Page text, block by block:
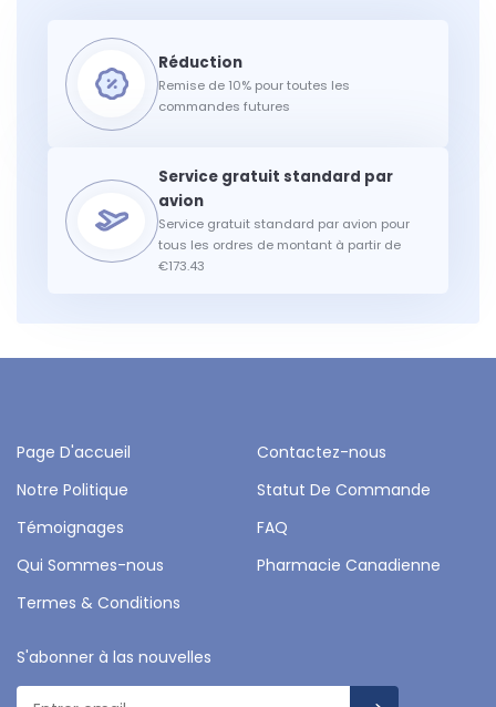
Remise de 10% pour toutes les
commandes futures
Service gratuit standard par avion pour
tous les ordres de montant à partir de
€173.43
Page D'accueil
Contactez-nous
Notre Politique
Statut De Commande
Témoignages
FAQ
Qui Sommes-nous
Pharmacie Canadienne
Termes & Conditions
S'abonner à las nouvelles